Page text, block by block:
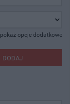
pokaż opcje dodatkowe
DODAJ